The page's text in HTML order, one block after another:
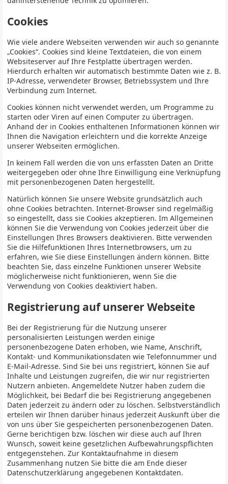
Cookies
Wie viele andere Webseiten verwenden wir auch so genannte
„Cookies“. Cookies sind kleine Textdateien, die von einem
Websiteserver auf Ihre Festplatte übertragen werden.
Hierdurch erhalten wir automatisch bestimmte Daten wie z. B.
IP-Adresse, verwendeter Browser, Betriebssystem und Ihre
Verbindung zum Internet.
Cookies können nicht verwendet werden, um Programme zu
starten oder Viren auf einen Computer zu übertragen.
Anhand der in Cookies enthaltenen Informationen können wir
Ihnen die Navigation erleichtern und die korrekte Anzeige
unserer Webseiten ermöglichen.
In keinem Fall werden die von uns erfassten Daten an Dritte
weitergegeben oder ohne Ihre Einwilligung eine Verknüpfung
mit personenbezogenen Daten hergestellt.
Natürlich können Sie unsere Website grundsätzlich auch
ohne Cookies betrachten. Internet-Browser sind regelmäßig
so eingestellt, dass sie Cookies akzeptieren. Im Allgemeinen
können Sie die Verwendung von Cookies jederzeit über die
Einstellungen Ihres Browsers deaktivieren. Bitte verwenden
Sie die Hilfefunktionen Ihres Internetbrowsers, um zu
erfahren, wie Sie diese Einstellungen ändern können. Bitte
beachten Sie, dass einzelne Funktionen unserer Website
möglicherweise nicht funktionieren, wenn Sie die
Verwendung von Cookies deaktiviert haben.
Registrierung auf unserer Webseite
Bei der Registrierung für die Nutzung unserer
personalisierten Leistungen werden einige
personenbezogene Daten erhoben, wie Name, Anschrift,
Kontakt- und Kommunikationsdaten wie Telefonnummer und
E-Mail-Adresse. Sind Sie bei uns registriert, können Sie auf
Inhalte und Leistungen zugreifen, die wir nur registrierten
Nutzern anbieten. Angemeldete Nutzer haben zudem die
Möglichkeit, bei Bedarf die bei Registrierung angegebenen
Daten jederzeit zu ändern oder zu löschen. Selbstverständlich
erteilen wir Ihnen darüber hinaus jederzeit Auskunft über die
von uns über Sie gespeicherten personenbezogenen Daten.
Gerne berichtigen bzw. löschen wir diese auch auf Ihren
Wunsch, soweit keine gesetzlichen Aufbewahrungspflichten
entgegenstehen. Zur Kontaktaufnahme in diesem
Zusammenhang nutzen Sie bitte die am Ende dieser
Datenschutzerklärung angegebenen Kontaktdaten.